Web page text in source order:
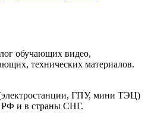
обучающих видео,
технических материалов.
ГПУ, мини ТЭЦ)
РФ и в страны СНГ.